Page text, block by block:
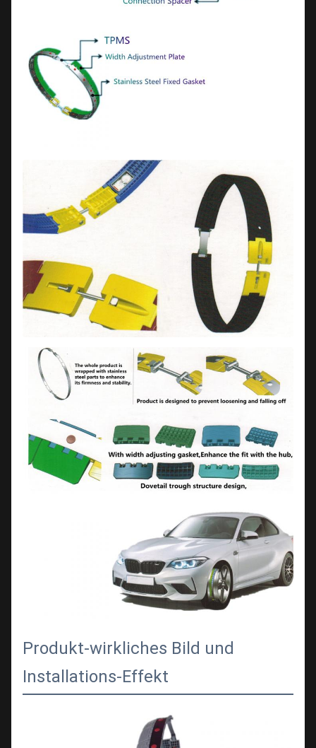
Produkt-wirkliches Bild und
Installations-Effekt